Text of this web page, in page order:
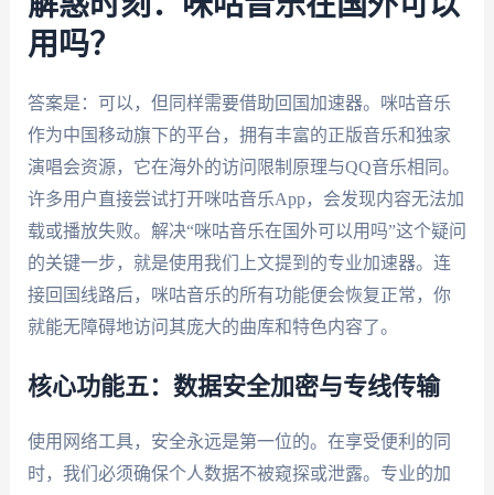
用吗？
答案是：可以，但同样需要借助回国加速器。咪咕音乐
作为中国移动旗下的平台，拥有丰富的正版音乐和独家
演唱会资源，它在海外的访问限制原理与QQ音乐相同。
许多用户直接尝试打开咪咕音乐App，会发现内容无法加
载或播放失败。解决“咪咕音乐在国外可以用吗”这个疑问
的关键一步，就是使用我们上文提到的专业加速器。连
接回国线路后，咪咕音乐的所有功能便会恢复正常，你
就能无障碍地访问其庞大的曲库和特色内容了。
核心功能五：数据安全加密与专线传输
使用网络工具，安全永远是第一位的。在享受便利的同
时，我们必须确保个人数据不被窥探或泄露。专业的加